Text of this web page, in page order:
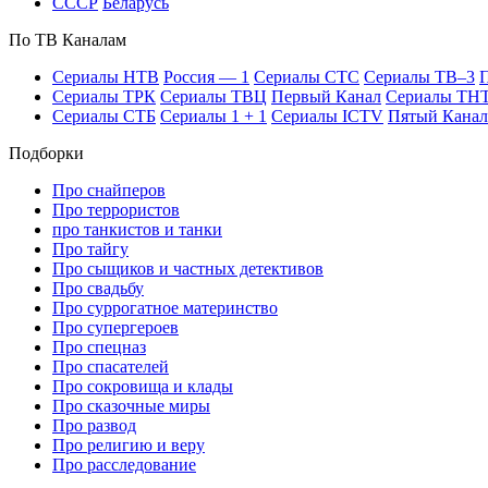
По ТВ Ка­на­лам
Се­риа­лы НТВ Рос­сия — 1 Се­риа­лы СТС Се­риа­лы ТВ–3
Се­риа­лы ТРК Се­риа­лы ТВЦ Пер­вый Ка­нал Се­риа­лы
Се­риа­лы СТБ Се­риа­лы 1 + 1 Се­риа­лы ICTV Пя­тый Ка­нал
Подборки
Про снайперов
Про террористов
про танкистов и танки
Про тайгу
Про сыщиков и частных детективов
Про свадьбу
Про суррогатное материнство
Про супергероев
Про спецназ
Про спасателей
Про сокровища и клады
Про сказочные миры
Про развод
Про религию и веру
Про расследование